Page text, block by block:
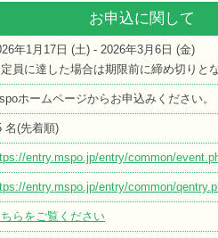
お申込に関して
年1月17日 (土) - 2026年3月6日 (金)
定員に達した場合は期限前に締め切りと
ホームページからお申込みください。
名(先着順)
entry.mspo.jp/entry/common/
entry.mspo.jp/entry/common/
らをご覧ください